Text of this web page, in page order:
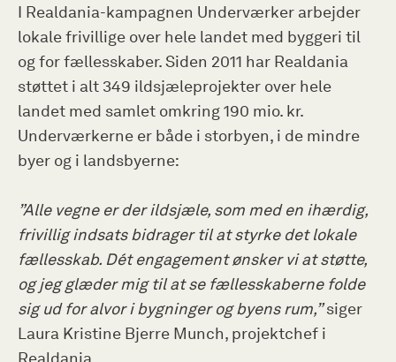
I Realdania-kampagnen Underværker arbejder
lokale frivillige over hele landet med byggeri til
og for fællesskaber. Siden 2011 har Realdania
støttet i alt 349 ildsjæleprojekter over hele
landet med samlet omkring 190 mio. kr.
Underværkerne er både i storbyen, i de mindre
byer og i landsbyerne:
”Alle vegne er der ildsjæle, som med en ihærdig,
frivillig indsats bidrager til at styrke det lokale
fællesskab. Dét engagement ønsker vi at støtte,
og jeg glæder mig til at se fællesskaberne folde
sig ud for alvor i bygninger og byens rum,”siger
Laura Kristine Bjerre Munch, projektchef i